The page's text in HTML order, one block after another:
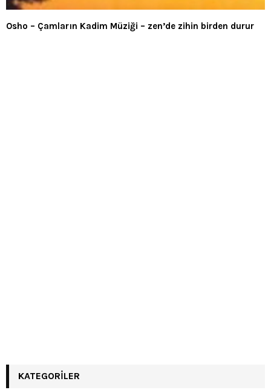
Osho – Çamların Kadim Müziği – zen’de zihin birden durur
KATEGORILER